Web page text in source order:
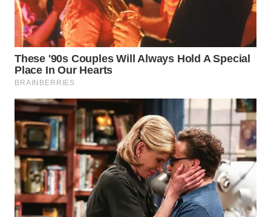
WN
TEBING
TINGGI
WN
PAKPAK
WN
KARAWANG
WN
BEKASI
WN
BOGOR